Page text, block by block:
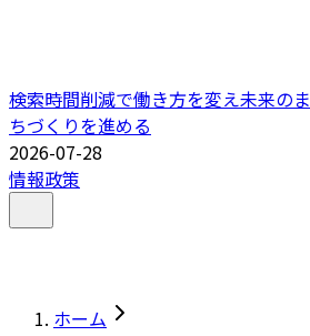
検索時間削減で働き方を変え未来のま
ちづくりを進める
2026-07-28
情報政策
ホーム